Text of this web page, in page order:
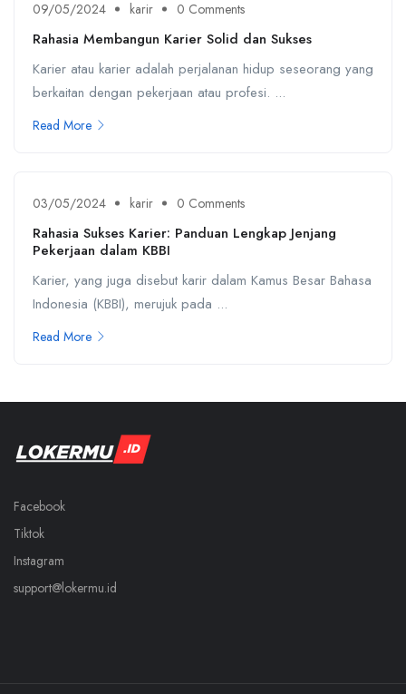
09/05/2024 karir 0 Comments
Rahasia Membangun Karier Solid dan Sukses
Karier atau karier adalah perjalanan hidup seseorang yang
berkaitan dengan pekerjaan atau profesi. ...
Read More
03/05/2024 karir 0 Comments
Rahasia Sukses Karier: Panduan Lengkap Jenjang
Pekerjaan dalam KBBI
Karier, yang juga disebut karir dalam Kamus Besar Bahasa
Indonesia (KBBI), merujuk pada ...
Read More
Facebook
Tiktok
Instagram
support@lokermu.id